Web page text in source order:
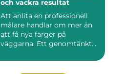
och vackra resultat
Att anlita en professionell
målare handlar om mer än
att få nya färger på
väggarna. Ett genomtänkt